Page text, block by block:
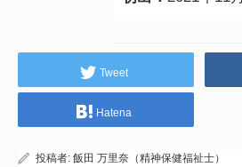
Tweet
Hatena
投稿者: 飯田 万里奈（精神保健福祉士）